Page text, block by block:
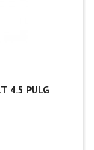
4.5 PULG